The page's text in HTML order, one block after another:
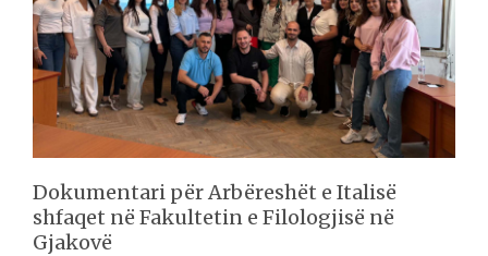
Dokumentari për Arbëreshët e Italisë
shfaqet në Fakultetin e Filologjisë në
Gjakovë